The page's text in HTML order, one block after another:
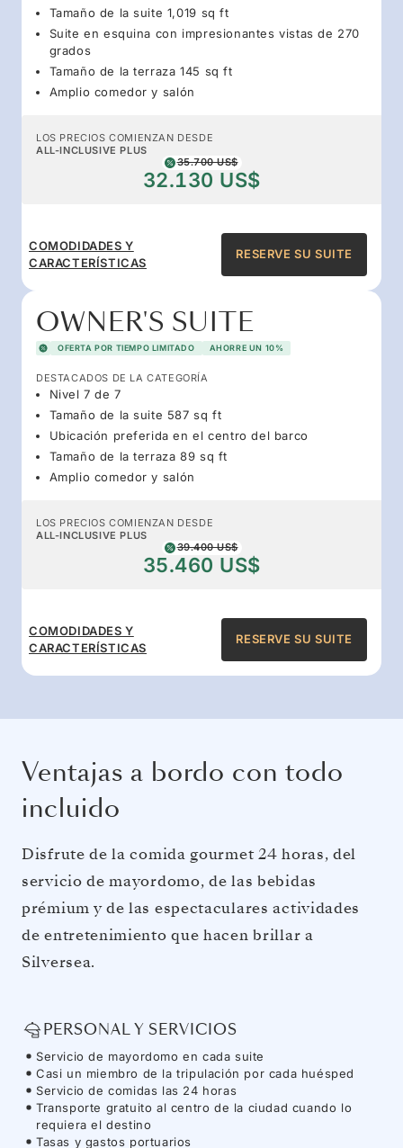
Tamaño de la suite 1,019 sq ft
Suite en esquina con impresionantes vistas de 270
grados
Tamaño de la terraza 145 sq ft
Amplio comedor y salón
LOS PRECIOS COMIENZAN DESDE
ALL-INCLUSIVE PLUS
35.700 US$
32.130 US$
COMODIDADES Y
CARACTERÍSTICAS
RESERVE SU SUITE
OWNER'S SUITE
OFERTA POR TIEMPO LIMITADO AHORRE UN 10%
DESTACADOS DE LA CATEGORÍA
Nivel 7 de 7
Tamaño de la suite 587 sq ft
Ubicación preferida en el centro del barco
Tamaño de la terraza 89 sq ft
Amplio comedor y salón
LOS PRECIOS COMIENZAN DESDE
ALL-INCLUSIVE PLUS
39.400 US$
35.460 US$
COMODIDADES Y
CARACTERÍSTICAS
RESERVE SU SUITE
Ventajas a bordo con todo
incluido
Disfrute de la comida gourmet 24 horas, del
servicio de mayordomo, de las bebidas
prémium y de las espectaculares actividades
de entretenimiento que hacen brillar a
Silversea.
PERSONAL Y SERVICIOS
Servicio de mayordomo en cada suite
Casi un miembro de la tripulación por cada huésped
Servicio de comidas las 24 horas
Transporte gratuito al centro de la ciudad cuando lo
requiera el destino
Tasas y gastos portuarios